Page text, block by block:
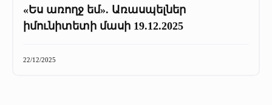
«Ես առողջ եմ». Առասպելներ
իմունիտետի մասի 19.12.2025
22/12/2025